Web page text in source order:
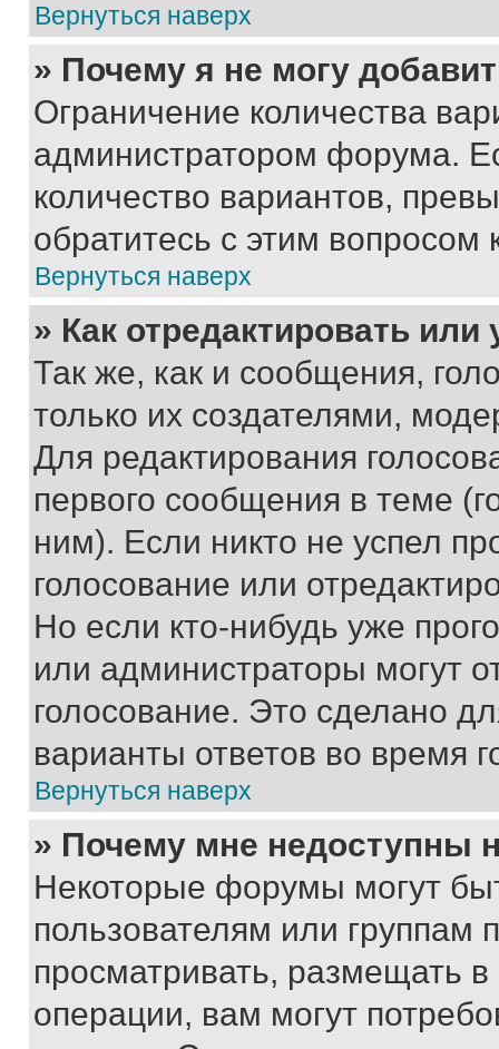
Вернуться наверх
» Почему я не могу
Ограничение количества
администратором форума.
количество вариантов,
обратитесь с этим вопросом
Вернуться наверх
» Как отредактировать
Так же, как и сообщения,
только их создателями,
Для редактирования
первого сообщения в теме
ним). Если никто не успел
голосование или
Но если кто-нибудь уже
или администраторы могут
голосование. Это сделано
варианты ответов во время
Вернуться наверх
» Почему мне недоступны
Некоторые форумы могут
пользователям или группам
просматривать, размещать
операции, вам могут